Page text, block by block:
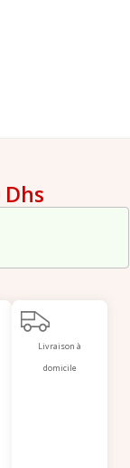
Dhs
Livraison à
domicile